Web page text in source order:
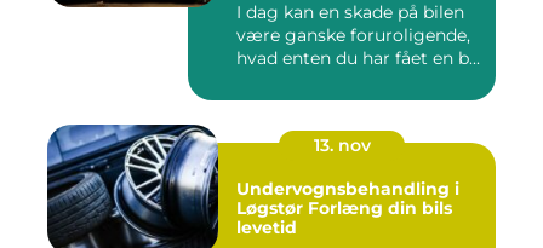
I dag kan en skade på bilen
være ganske foruroligende,
hvad enten du har fået en b...
13. nov
Undervognsbehandling i
Løgstør Forlæng din bils
levetid